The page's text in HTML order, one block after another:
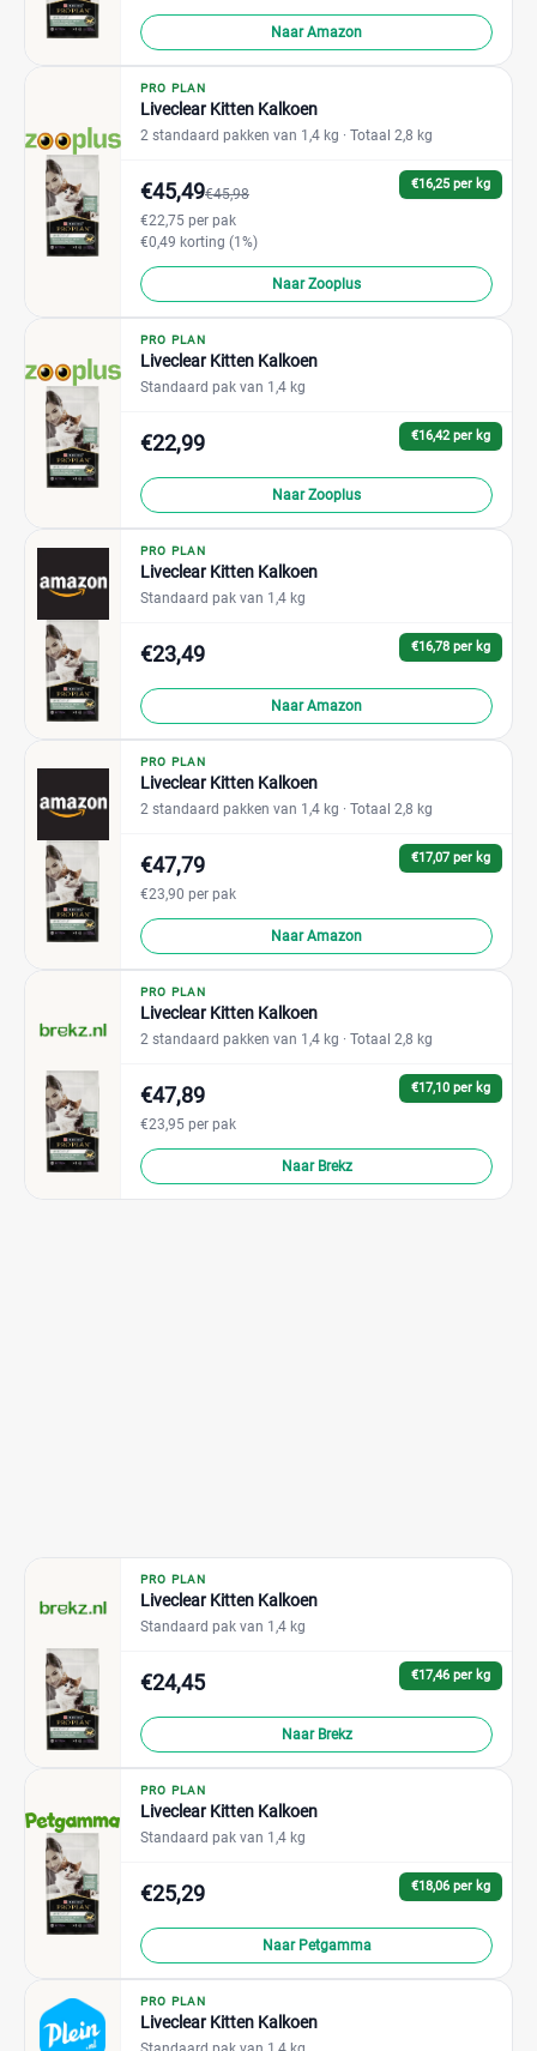
Naar Amazon
PRO PLAN
Liveclear Kitten Kalkoen
2 standaard pakken van 1,4 kg · Totaal 2,8 kg
€16,25 per kg
€45,49€45,98
€22,75 per pak
€0,49 korting (1%)
Naar Zooplus
PRO PLAN
Liveclear Kitten Kalkoen
Standaard pak van 1,4 kg
€16,42 per kg
€22,99
Naar Zooplus
PRO PLAN
Liveclear Kitten Kalkoen
Standaard pak van 1,4 kg
€16,78 per kg
€23,49
Naar Amazon
PRO PLAN
Liveclear Kitten Kalkoen
2 standaard pakken van 1,4 kg · Totaal 2,8 kg
€17,07 per kg
€47,79
€23,90 per pak
Naar Amazon
PRO PLAN
Liveclear Kitten Kalkoen
2 standaard pakken van 1,4 kg · Totaal 2,8 kg
€17,10 per kg
€47,89
€23,95 per pak
Naar Brekz
PRO PLAN
Liveclear Kitten Kalkoen
Standaard pak van 1,4 kg
€17,46 per kg
€24,45
Naar Brekz
PRO PLAN
Liveclear Kitten Kalkoen
Standaard pak van 1,4 kg
€18,06 per kg
€25,29
Naar Petgamma
PRO PLAN
Liveclear Kitten Kalkoen